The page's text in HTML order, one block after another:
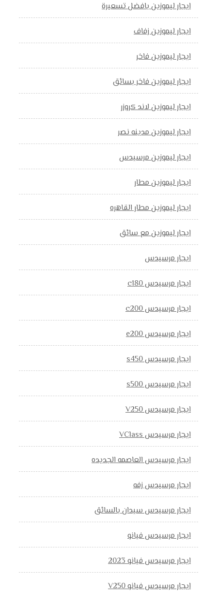
ايجار ليموزين بافضل تسعيرة
ايجار ليموزين زفاف
ايجار ليموزين فاخر
ايجار ليموزين فاخر بسائق
ايجار ليموزين لاند كروزر
ايجار ليموزين مدينه نصر
ايجار ليموزين مرسيدس
ايجار ليموزين مطار
ايجار ليموزين مطار القاهره
ايجار ليموزين مع سائق
ايجار مرسيدس
ايجار مرسيدس c180
ايجار مرسيدس c200
ايجار مرسيدس e200
ايجار مرسيدس s450
ايجار مرسيدس s500
ايجار مرسيدس V250
ايجار مرسيدس VClass
ايجار مرسيدس العاصمه الجديده
ايجار مرسيدس زفه
ايجار مرسيدس سيدان بالسائق
ايجار مرسيدس فيانو
ايجار مرسيدس فيانو 2023
ايجار مرسيدس فيانو V250